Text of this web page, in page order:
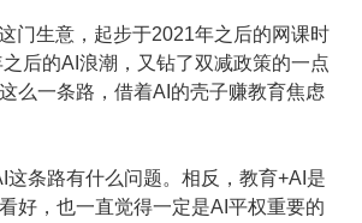
门生意，起步于2021年之后的网课时
后的AI浪潮，又钻了双减政策的一点
么一条路，借着AI的壳子赚教育焦虑
这条路有什么问题。相反，教育+AI是
好，也一直觉得一定是AI平权重要的